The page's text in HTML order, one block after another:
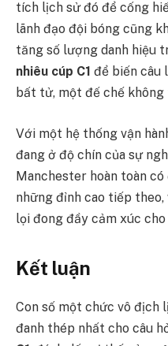
tích lịch sử đó để cống
lãnh đạo đội bóng cũng
tăng số lượng danh hiệu
nhiêu cúp C1 để biến câu
bất tử, một đế chế
Với một hệ thống vận
đang ở độ chín của sự
Manchester hoàn toàn
những đỉnh cao tiếp
lọi đong đầy cảm xúc cho
Kết luận
Con số một chức vô địch
đanh thép nhất cho câu